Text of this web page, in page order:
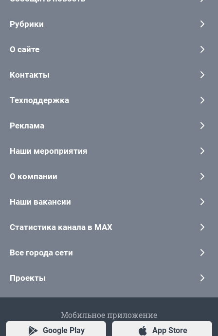
Рубрики
О сайте
Контакты
Техподдержка
Реклама
Наши мероприятия
О компании
Наши вакансии
Статистика канала в MAX
Все города сети
Проекты
Мобильное приложение
Google Play App Store